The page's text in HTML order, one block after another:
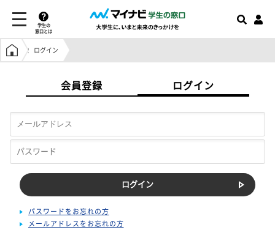
学生の
窓口とは
学生の窓口トップ
ログイン
会員登録 ログイン
パスワードをお忘れの方
メールアドレスをお忘れの方